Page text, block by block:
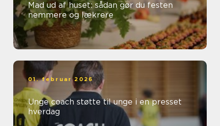
Mad ud af huset: sådan gør du festen
nemmere og lækrere
01. februar 2026
Unge coach støtte til unge i en presset
hverdag